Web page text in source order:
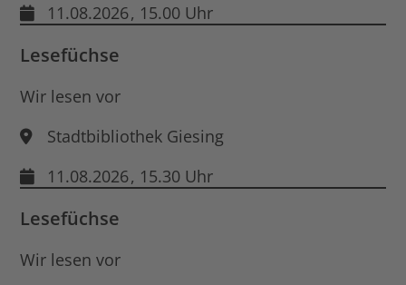
11.08.2026, 15.00 Uhr
Lesefüchse
Wir lesen vor
Stadtbibliothek Giesing
11.08.2026, 15.30 Uhr
Lesefüchse
Wir lesen vor